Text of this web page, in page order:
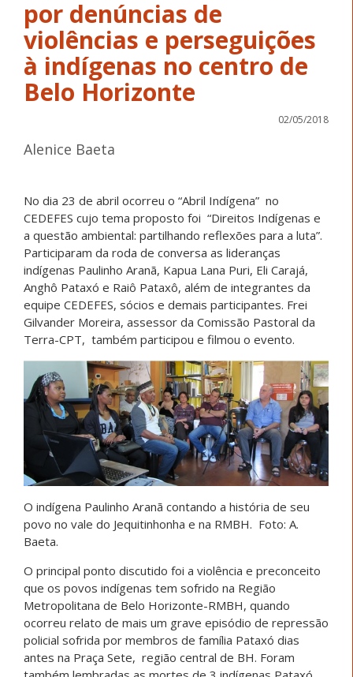
por denúncias de
violências e perseguições
à indígenas no centro de
Belo Horizonte
02/05/2018
Alenice Baeta
No dia 23 de abril ocorreu o “Abril Indígena” no
CEDEFES cujo tema proposto foi “Direitos Indígenas e
a questão ambiental: partilhando reflexões para a luta”.
Participaram da roda de conversa as lideranças
indígenas Paulinho Aranã, Kapua Lana Puri, Eli Carajá,
Anghô Pataxó e Raiô Pataxô, além de integrantes da
equipe CEDEFES, sócios e demais participantes. Frei
Gilvander Moreira, assessor da Comissão Pastoral da
Terra-CPT, também participou e filmou o evento.
O indígena Paulinho Aranã contando a história de seu
povo no vale do Jequitinhonha e na RMBH. Foto: A.
Baeta.
O principal ponto discutido foi a violência e preconceito
que os povos indígenas tem sofrido na Região
Metropolitana de Belo Horizonte-RMBH, quando
ocorreu relato de mais um grave episódio de repressão
policial sofrida por membros de família Pataxó dias
antes na Praça Sete, região central de BH. Foram